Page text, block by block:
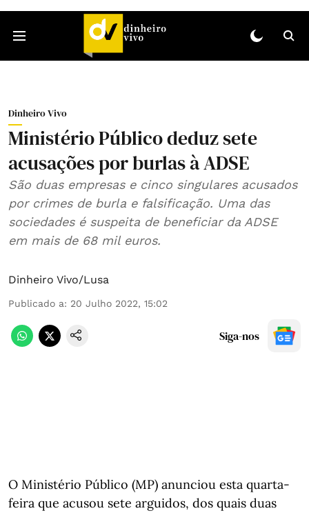
Dinheiro Vivo
Ministério Público deduz sete
acusações por burlas à ADSE
São duas empresas e cinco singulares acusados
por crimes de burla e falsificação. Uma das
sociedades é suspeita de beneficiar da ADSE
em mais de 68 mil euros.
Dinheiro Vivo/Lusa
Publicado a: 20 Julho 2022, 15:02
Siga-nos
O Ministério Público (MP) anunciou esta quarta-
feira que acusou sete arguidos, dos quais duas